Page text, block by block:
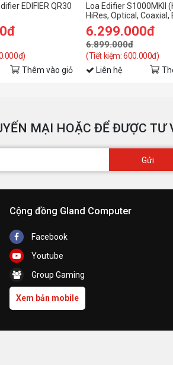
EDIFIER QR30
Thêm vào giỏ
Loa Edifier S1000MKII
HiRes, Optical,
điều khiển)
6.299.000đ
6.899.000đ
(Tiết kiệm: 600.000đ)
Liên hệ
MẠI HOẶC ĐỂ ĐƯỢC TƯ
Gửi
Cộng đồng Gland Computer
Facebook
Youtube
Group Gaming
Xem bản mobile